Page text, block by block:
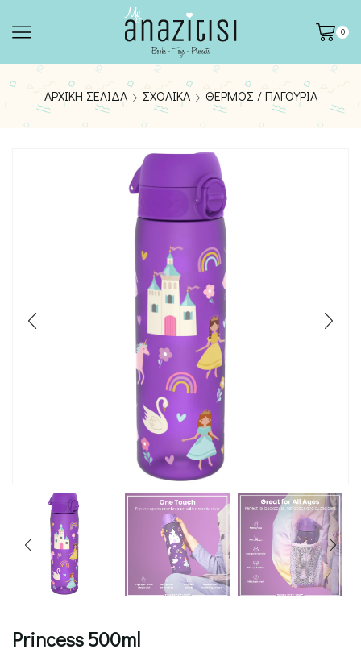
0
ΑΡΧΙΚΉ ΣΕΛΊΔΑ ΣΧΟΛΙΚΆ ΘΕΡΜΌΣ / ΠΑΓΟΎΡΙΑ
Princess 500ml